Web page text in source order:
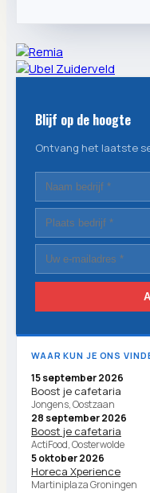
Blijf op de hoogte
Ontvang het laatste
WAAR KUN JE ONS
15 september 2026
Boost je cafetaria
Jongens, Oostzaan
28 september 2026
Boost je cafetaria
ActiFood, Oosterwolde
5 oktober 2026
Horeca Xperience
Martiniplaza Groningen